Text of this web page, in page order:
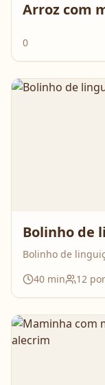
Arroz com
0
Bolinho de
Bolinho de
40 min 12